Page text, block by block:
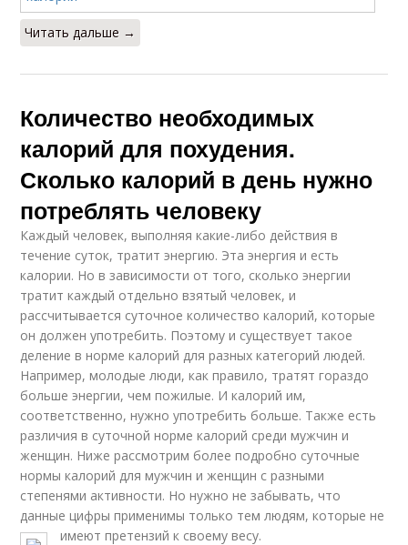
Читать дальше →
Количество необходимых
калорий для похудения.
Сколько калорий в день нужно
потреблять человеку
Каждый человек, выполняя какие-либо действия в
течение суток, тратит энергию. Эта энергия и есть
калории. Но в зависимости от того, сколько энергии
тратит каждый отдельно взятый человек, и
рассчитывается суточное количество калорий, которые
он должен употребить. Поэтому и существует такое
деление в норме калорий для разных категорий людей.
Например, молодые люди, как правило, тратят гораздо
больше энергии, чем пожилые. И калорий им,
соответственно, нужно употребить больше. Также есть
различия в суточной норме калорий среди мужчин и
женщин. Ниже рассмотрим более подробно суточные
нормы калорий для мужчин и женщин с разными
степенями активности. Но нужно не забывать, что
данные цифры применимы только тем людям, которые не
имеют претензий к своему весу.